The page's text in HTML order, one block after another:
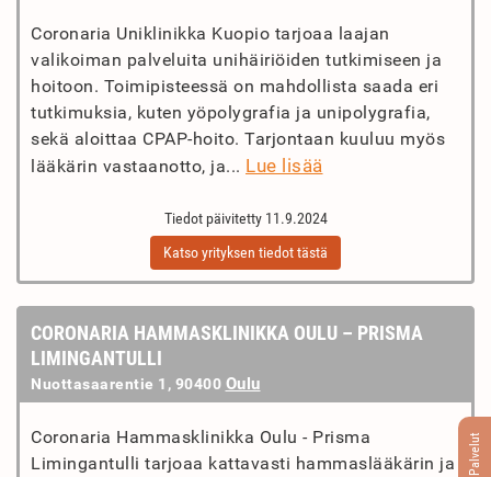
Palvelut
Coronaria Uniklinikka Kuopio tarjoaa laajan
valikoiman palveluita unihäiriöiden tutkimiseen ja
hoitoon. Toimipisteessä on mahdollista saada eri
tutkimuksia, kuten yöpolygrafia ja unipolygrafia,
sekä aloittaa CPAP-hoito. Tarjontaan kuuluu myös
lääkärin vastaanotto, ja... Lue lisää
Tiedot päivitetty 11.9.2024
Katso yrityksen tiedot tästä
CORONARIA HAMMASKLINIKKA OULU – PRISMA
LIMINGANTULLI
Nuottasaarentie 1, 90400 Oulu
Coronaria Hammasklinikka Oulu - Prisma
Limingantulli tarjoaa kattavasti hammaslääkärin ja